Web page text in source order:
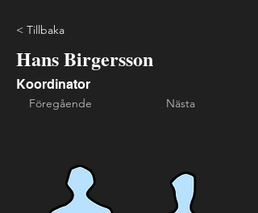
< Tillbaka
Hans Birgersson
Koordinator
Föregående Nästa